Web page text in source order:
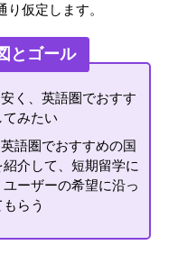
仮定します。
とゴール
く、英語圏でおすす
みたい
語圏でおすすめの国
介して、短期留学に
ーザーの希望に沿っ
らう